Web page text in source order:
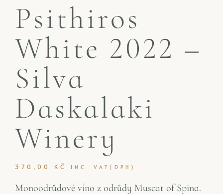
Psithiros
White 2022 –
Silva
Daskalaki
Winery
370,00 KČ INC. VAT(DPH)
Monoodrůdové víno z odrůdy Muscat of Spina.